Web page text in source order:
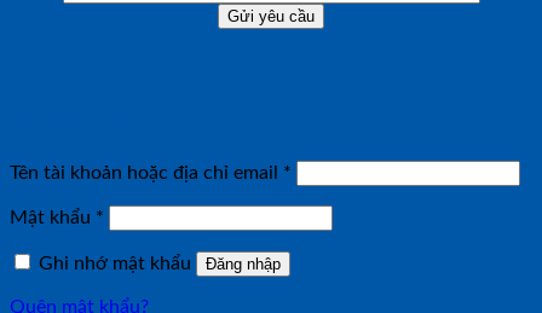
Tên tài khoản hoặc địa chỉ email *
Mật khẩu *
Ghi nhớ mật khẩu
Đăng nhập
Quên mật khẩu?